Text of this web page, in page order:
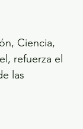
Ciencia,
refuerza el
las